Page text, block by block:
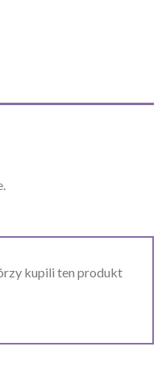
kupili ten produkt